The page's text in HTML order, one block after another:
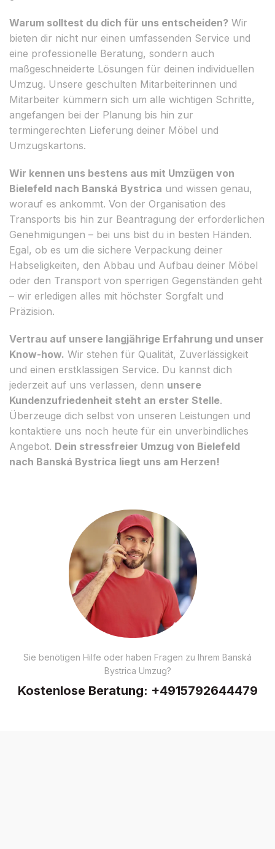
Warum solltest du dich für uns entscheiden? Wir
bieten dir nicht nur einen umfassenden Service und
eine professionelle Beratung, sondern auch
maßgeschneiderte Lösungen für deinen individuellen
Umzug. Unsere geschulten Mitarbeiterinnen und
Mitarbeiter kümmern sich um alle wichtigen Schritte,
angefangen bei der Planung bis hin zur
termingerechten Lieferung deiner Möbel und
Umzugskartons.
Wir kennen uns bestens aus mit Umzügen von
Bielefeld nach Banská Bystrica und wissen genau,
worauf es ankommt. Von der Organisation des
Transports bis hin zur Beantragung der erforderlichen
Genehmigungen – bei uns bist du in besten Händen.
Egal, ob es um die sichere Verpackung deiner
Habseligkeiten, den Abbau und Aufbau deiner Möbel
oder den Transport von sperrigen Gegenständen geht
– wir erledigen alles mit höchster Sorgfalt und
Präzision.
Vertrau auf unsere langjährige Erfahrung und unser
Know-how. Wir stehen für Qualität, Zuverlässigkeit
und einen erstklassigen Service. Du kannst dich
jederzeit auf uns verlassen, denn unsere
Kundenzufriedenheit steht an erster Stelle.
Überzeuge dich selbst von unseren Leistungen und
kontaktiere uns noch heute für ein unverbindliches
Angebot. Dein stressfreier Umzug von Bielefeld
nach Banská Bystrica liegt uns am Herzen!
Sie benötigen Hilfe oder haben Fragen zu Ihrem Banská
Bystrica Umzug?
Kostenlose Beratung: +4915792644479